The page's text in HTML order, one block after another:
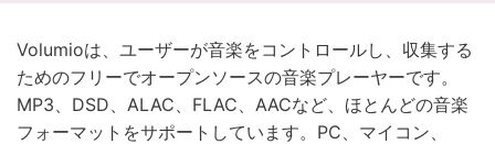
Volumioは、ユーザーが音楽をコントロールし、収集する
ためのフリーでオープンソースの音楽プレーヤーです。
MP3、DSD、ALAC、FLAC、AACなど、ほとんどの音楽
フォーマットをサポートしています。PC、マイコン、